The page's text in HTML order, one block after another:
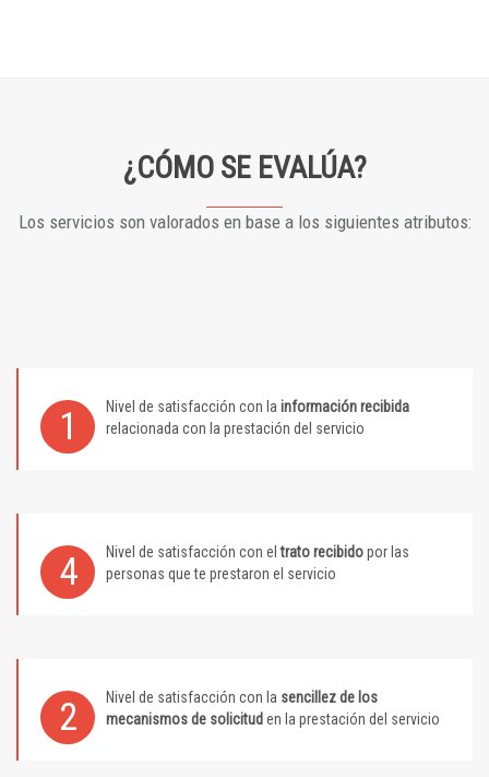
¿CÓMO SE EVALÚA?
Los servicios son valorados en base a los siguientes atributos:
1 Nivel de satisfacción con la información recibida
relacionada con la prestación del servicio
4 Nivel de satisfacción con eltrato recibidopor las
personas que te prestaron el servicio
2 Nivel de satisfacción con la sencillez de los
mecanismos de solicitud en la prestación del servicio